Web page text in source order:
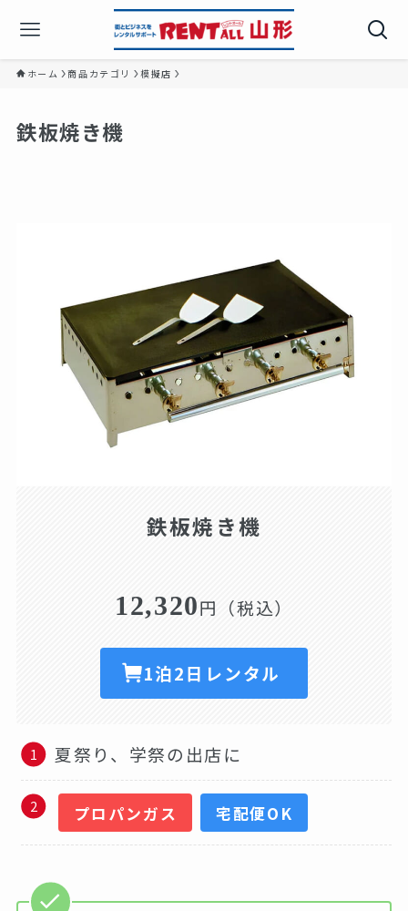
ホーム 商品カテゴリ 模擬店
鉄板焼き機
鉄板焼き機
12,320円（税込）
1泊2日レンタル
夏祭り、学祭の出店に
プロパンガス 宅配便OK